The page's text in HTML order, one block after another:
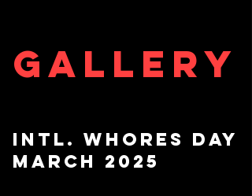
GALLERY
INTL. WHORES DAY
MARCH 2025